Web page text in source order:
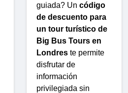
guiada? Un código
de descuento para
un tour turístico de
Big Bus Tours en
Londres te permite
disfrutar de
información
privilegiada sin